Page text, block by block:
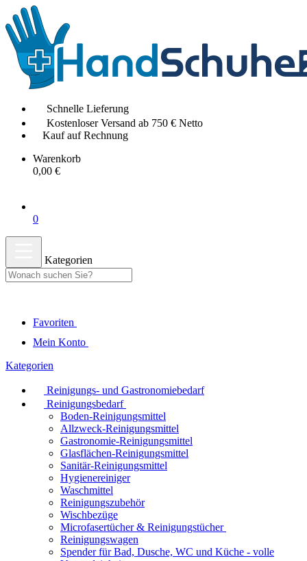
Schnelle Lieferung
Kostenloser Versand ab 750 € Netto
Kauf auf Rechnung
Warenkorb
0,00 €
0
Kategorien
Favoriten
Mein Konto
Kategorien
Reinigungs- und Gastronomiebedarf
Reinigungsbedarf
Boden-Reinigungsmittel
Allzweck-Reinigungsmittel
Gastronomie-Reinigungsmittel
Glasflächen-Reinigungsmittel
Sanitär-Reinigungsmittel
Hygienereiniger
Waschmittel
Reinigungszubehör
Wischbezüge
Microfasertücher & Reinigungstücher
Reinigungswagen
Spender für Bad, Dusche, WC und Küche - volle